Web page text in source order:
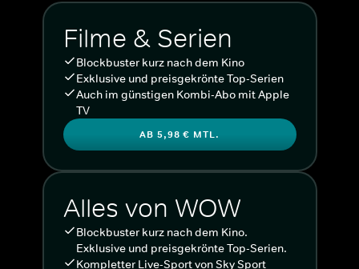
Filme & Serien
Blockbuster kurz nach dem Kino
Exklusive und preisgekrönte Top-Serien
Auch im günstigen Kombi-Abo mit Apple
TV
AB 5,98 € MTL.
Alles von WOW
Blockbuster kurz nach dem Kino.
Exklusive und preisgekrönte Top-Serien.
Kompletter Live-Sport von Sky Sport